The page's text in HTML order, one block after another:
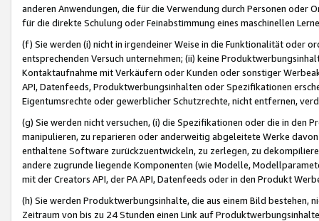
anderen Anwendungen, die für die Verwendung durch Personen
für die direkte Schulung oder Feinabstimmung eines maschinellen
(f) Sie werden (i) nicht in irgendeiner Weise in die Funktionalität oder
entsprechenden Versuch unternehmen; (ii) keine
Kontaktaufnahme mit Verkäufern oder Kunden oder sonstiger
API, Datenfeeds, Produktwerbungsinhalten oder Spezifikationen
Eigentumsrechte oder gewerblicher Schutzrechte, nicht entfernen,
(g) Sie werden nicht versuchen, (i) die Spezifikationen oder die in
manipulieren, zu reparieren oder anderweitig abgeleitete Werke
enthaltene Software zurückzuentwickeln, zu zerlegen, zu
andere zugrunde liegende Komponenten (wie Modelle,
mit der Creators API, der PA API, Datenfeeds oder in den Produkt
(h) Sie werden Produktwerbungsinhalte, die aus einem Bild bestehen,
Zeitraum von bis zu 24 Stunden einen Link auf